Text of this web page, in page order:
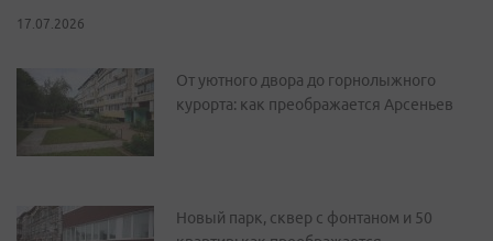
17.07.2026
От уютного двора до горнолыжного
курорта: как преображается Арсеньев
Новый парк, сквер с фонтаном и 50